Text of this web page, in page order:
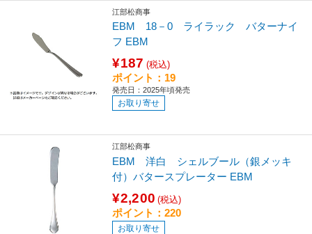
江部松商事
EBM 18－0 ライラック バターナイ
フ EBM
¥187 (税込)
ポイント：19
発売日：2025年頃発売
お取り寄せ
江部松商事
EBM 洋白 シェルブール（銀メッキ
付）バタースプレーター EBM
¥2,200 (税込)
ポイント：220
お取り寄せ